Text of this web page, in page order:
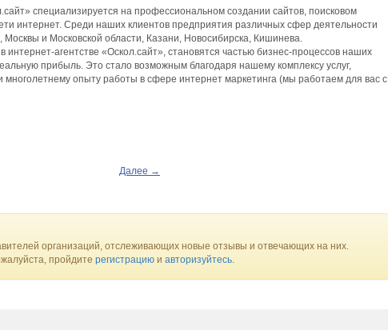
специализируется на профессиональном создании сайтов, поисковом
интернет. Среди наших клиентов предприятия различных сфер деятельности
Москвы и Московской области, Казани, Новосибирска, Кишинева.
агентстве «Оскол.сайт», становятся частью бизнес-процессов наших
прибыль. Это стало возможным благодаря нашему комплексу услуг,
многолетнему опыту работы в сфере интернет маркетинга (мы работаем для вас с
Далее →
организаций, отслеживающих новые отзывы и отвечающих на них.
пройдите регистрацию и авторизуйтесь.